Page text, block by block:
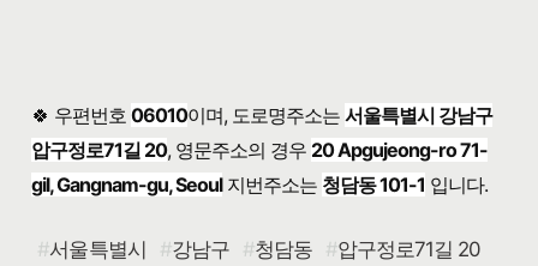
🍀 우편번호 06010이며, 도로명주소는서울특별시 강남구
압구정로71길 20, 영문주소의 경우 20 Apgujeong-ro 71-
gil, Gangnam-gu, Seoul지번주소는 청담동 101-1 입니다.
서울특별시 강남구 청담동 압구정로71길 20